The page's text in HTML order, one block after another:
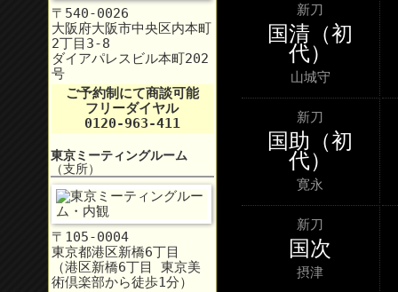
〒540-0026
大阪府大阪市中央区内本町
2丁目3‐8
ダイアパレスビル本町202
号
ご予約制にて商談可能
フリーダイヤル
0120-963-411
東京ミーティングルーム
（支所）
〒105-0004
東京都港区新橋6丁目
（港区新橋6丁目 東京美
術倶楽部から徒歩1分）
新刀
国清（初
代）
山城守
新刀
国助（初
代）
寛永
新刀
国次
摂津